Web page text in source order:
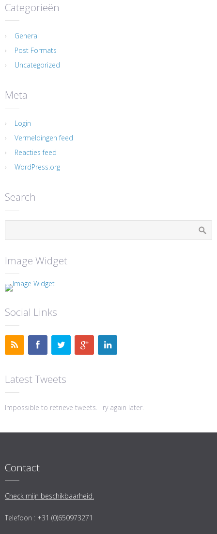
Categorieën
General
Post Formats
Uncategorized
Meta
Login
Vermeldingen feed
Reacties feed
WordPress.org
Search
Image Widget
Social Links
Latest Tweets
Impossible to retrieve tweets. Try again later.
Contact
Check mijn beschikbaarheid.
Telefoon : +31 (0)650973271